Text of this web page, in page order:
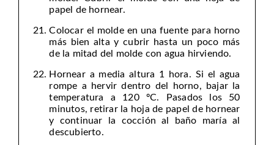
papel de hornear.
Colocar el molde en una fuente para horno
más bien alta y cubrir hasta un poco más
de la mitad del molde con agua hirviendo.
Hornear a media altura 1 hora. Si el agua
rompe a hervir dentro del horno, bajar la
temperatura a 120 ºC. Pasados los 50
minutos, retirar la hoja de papel de hornear
y continuar la cocción al baño maría al
descubierto.